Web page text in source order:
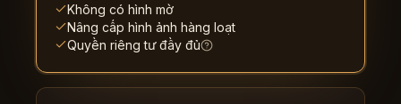
Không có hình mờ
Nâng cấp hình ảnh hàng loạt
Quyền riêng tư đầy đủ